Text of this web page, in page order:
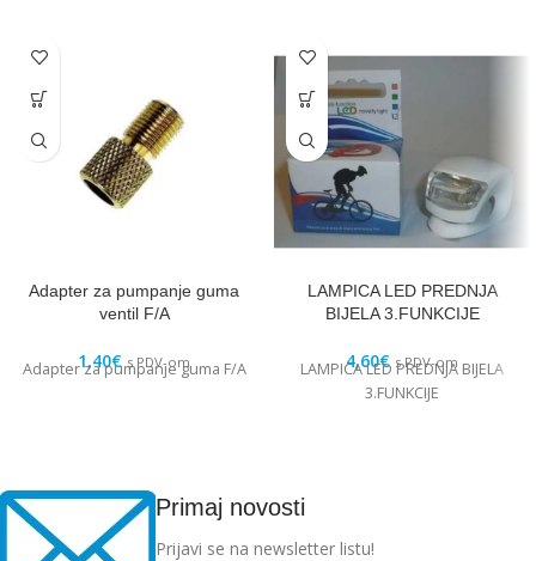
Adapter za pumpanje guma
ventil F/A
1,40€ s PDV-om
Adapter za pumpanje guma F/A
LAMPICA LED PREDNJA
BIJELA 3.FUNKCIJE
4,60€ s PDV-om
LAMPICA LED PREDNJA BIJELA
3.FUNKCIJE
Primaj novosti
Prijavi se na newsletter listu!